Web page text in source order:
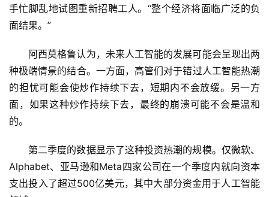
创
投
数
说
新
商
商
专
栏
手忙脚乱地试图重新招聘工人。“整个经济将面临广泛的负
面结果。”
阿西莫格鲁认为，未来人工智能的发展可能会呈现出两
种极端情景的结合。一方面，高管们对于错过人工智能热潮
的担忧可能会使炒作持续下去，短期内不会放缓。另一方
面，如果这种炒作持续下去，最终的崩溃可能不会是温和
的。
第二季度的数据显示了这种投资热潮的规模。仅微软、
Alphabet、亚马逊和Meta四家公司在一个季度内就向资本
支出投入了超过500亿美元，其中大部分资金用于人工智能